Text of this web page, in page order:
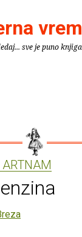
sve je puno